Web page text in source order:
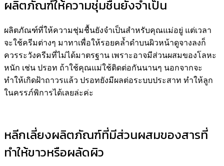
ผลิตภัณฑ์ให้ความชุ่มชื้นยังจำเป็น
ผลิตภัณฑ์ที่ให้ความชุ่มชื้นยังจำเป็นสำหรับคุณแม่อยู่ แต่เวลา
จะใช้ครีมต่างๆ มาทาเพื่อให้รอยคล้ำดำบนผิวหน้าดูจางลงก็
ควรระวังครีมที่ไม่ได้มาตรฐาน เพราะอาจมีส่วนผสมของโลหะ
หนัก เช่น ปรอท ถ้าใช้คุณแม่ใช้ติดต่อกันนานๆ นอกจากจะ
ทำให้เกิดฝ้าถาวรแล้ว ปรอทยังมีผลต่อระบบประสาท ทำให้ลูก
ในครรภ์พิการได้เลยล่ะค่ะ
หลีกเลี่ยงผลิตภัณฑ์ที่มีส่วนผสมของสารที่
ทำให้ขาวหรือผลัดผิว